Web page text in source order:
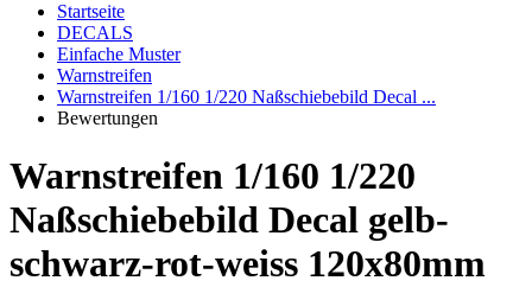
Startseite
DECALS
Einfache Muster
Warnstreifen
Warnstreifen 1/160 1/220 Naßschiebebild Decal ...
Bewertungen
Warnstreifen 1/160 1/220
Naßschiebebild Decal gelb-
schwarz-rot-weiss 120x80mm